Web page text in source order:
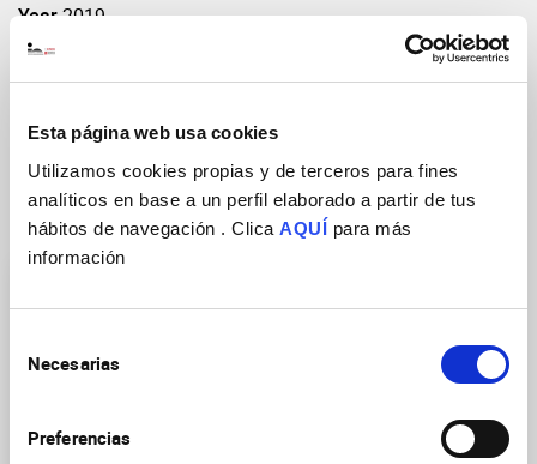
Esta página web usa cookies
Utilizamos cookies propias y de terceros para fines
analíticos en base a un perfil elaborado a partir de tus
hábitos de navegación . Clica AQUÍ para más
información
Necesarias
Preferencias
Year2019
Vol: Pages(start-end)
DOIhttps://doi.org/10.1038/s41398-019-0647-7
Research Groups
Neurobiology of mental,
neurodegenerative and